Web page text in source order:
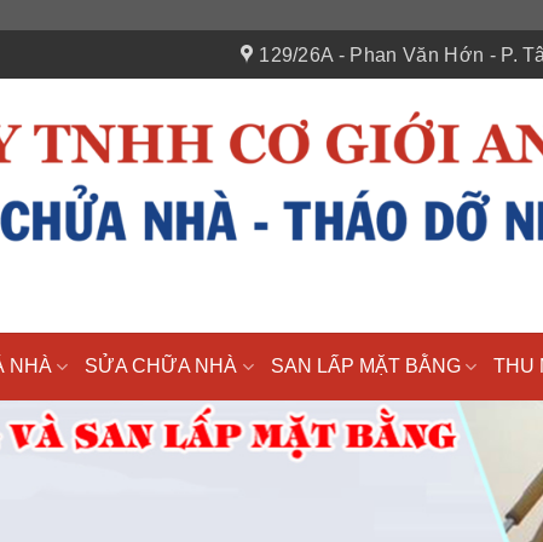
129/26A - Phan Văn Hớn - P.
NHÀ SỬA CHỮA NHÀ SAN LẤP MẶT BẰNG THU